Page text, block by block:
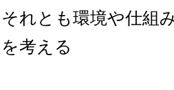
れとも環境や仕組
考える